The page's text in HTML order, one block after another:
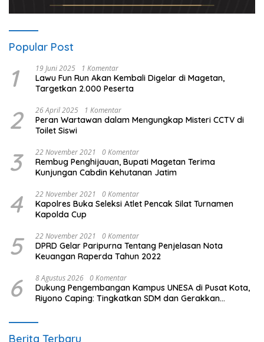
Popular Post
1 19 Juni 2025 1 Komentar
Lawu Fun Run Akan Kembali Digelar di Magetan,
Targetkan 2.000 Peserta
2 26 April 2025 1 Komentar
Peran Wartawan dalam Mengungkap Misteri CCTV di
Toilet Siswi
3 22 November 2021 0 Komentar
Rembug Penghijauan, Bupati Magetan Terima
Kunjungan Cabdin Kehutanan Jatim
4 22 November 2021 0 Komentar
Kapolres Buka Seleksi Atlet Pencak Silat Turnamen
Kapolda Cup
5 22 November 2021 0 Komentar
DPRD Gelar Paripurna Tentang Penjelasan Nota
Keuangan Raperda Tahun 2022
6 8 Agustus 2026 0 Komentar
Dukung Pengembangan Kampus UNESA di Pusat Kota,
Riyono Caping: Tingkatkan SDM dan Gerakkan
Berita Terbaru